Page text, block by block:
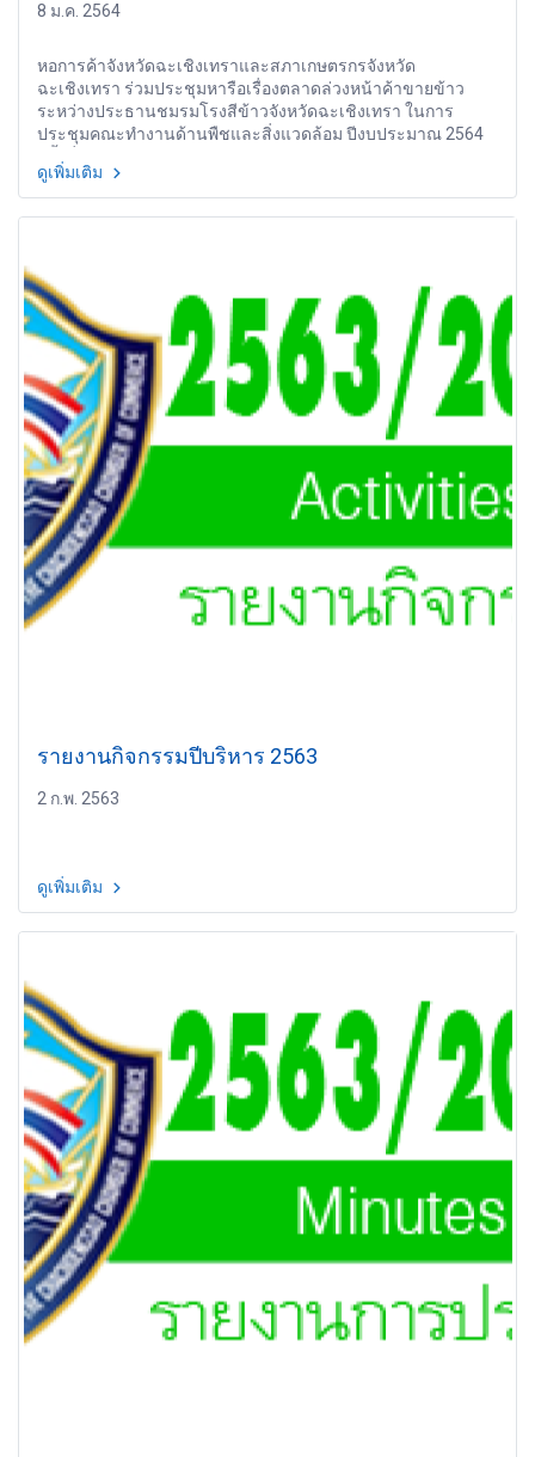
8 ม.ค. 2564
หอการค้าจังหวัดฉะเชิงเทราและสภาเกษตรกรจังหวัด
ฉะเชิงเทรา ร่วมประชุมหารือเรื่องตลาดล่วงหน้าค้าขายข้าว
ระหว่างประธานชมรมโรงสีข้าวจังหวัดฉะเชิงเทรา ในการ
ประชุมคณะทำงานด้านพืชและสิ่งแวดล้อม ปีงบประมาณ 2564
ดูเพิ่มเติม
รายงานกิจกรรมปีบริหาร 2563
2 ก.พ. 2563
ดูเพิ่มเติม